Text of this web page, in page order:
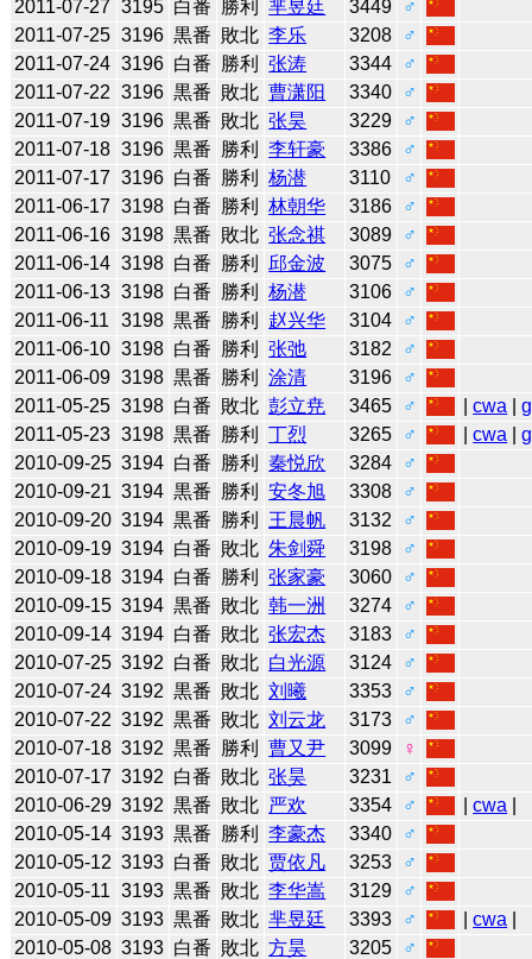
2011-07-27 3195 白番 勝利 芈昱廷 3449
♂
2011-07-25 3196 黒番 敗北 李乐 3208
♂
2011-07-24 3196 白番 勝利 张涛 3344
♂
2011-07-22 3196 黒番 敗北 曹潇阳 3340
♂
2011-07-19 3196 黒番 敗北 张昊 3229
♂
2011-07-18 3196 黒番 勝利 李轩豪 3386
♂
2011-07-17 3196 白番 勝利 杨潜 3110
♂
2011-06-17 3198 白番 勝利 林朝华 3186
♂
2011-06-16 3198 黒番 敗北 张念祺 3089
♂
2011-06-14 3198 白番 勝利 邱金波 3075
♂
2011-06-13 3198 白番 勝利 杨潜 3106
♂
2011-06-11
3198 黒番 勝利 赵兴华 3104
♂
2011-06-10 3198 白番 勝利 张弛 3182
♂
2011-06-09 3198 黒番 勝利 涂清 3196
♂
2011-05-25 3198 白番 敗北 彭立尭 3465 ♂ |cwa |
2011-05-23 3198 黒番 勝利 丁烈 3265 ♂ |cwa |
2010-09-25 3194 白番 勝利 秦悦欣 3284
♂
2010-09-21 3194 黒番 勝利 安冬旭 3308
♂
2010-09-20 3194 黒番 勝利 王晨帆 3132
♂
2010-09-19 3194 白番 敗北 朱剑舜 3198
♂
2010-09-18 3194 白番 勝利 张家豪 3060
♂
2010-09-15 3194 黒番 敗北 韩一洲 3274
♂
2010-09-14 3194 白番 敗北 张宏杰 3183
♂
2010-07-25 3192 白番 敗北 白光源 3124
♂
2010-07-24 3192 黒番 敗北 刘曦 3353
♂
2010-07-22 3192 黒番 敗北 刘云龙 3173
♂
2010-07-18 3192 黒番 勝利 曹又尹 3099
♀
2010-07-17 3192 白番 敗北 张昊 3231
♂
2010-06-29 3192 黒番 敗北 严欢 3354 ♂ |cwa
2010-05-14 3193 黒番 勝利 李豪杰 3340
♂
2010-05-12 3193 白番 敗北 贾依凡 3253
♂
2010-05-11 3193 黒番 敗北 李华嵩 3129
♂
2010-05-09 3193 黒番 敗北 芈昱廷 3393 ♂ |cwa
2010-05-08 3193 白番 敗北 方昊 3205
♂